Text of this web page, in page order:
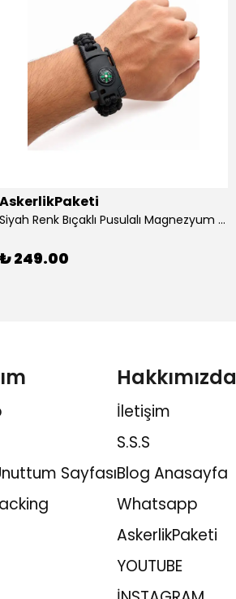
AskerlikPaketi
Siyah Renk Bıçaklı Pusulalı Magnezyum Çubuklu Düdüklü Paracord Bileklik
₺ 249.00
Sayfası
Hakkımızda
İletişim
S.S.S
Blog Anasayfa
Whatsapp
AskerlikPaketi
YOUTUBE